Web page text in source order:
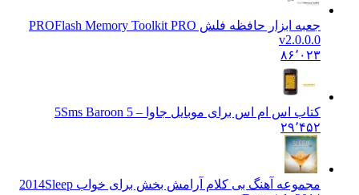
جعبه ابزار حافظه فلش PROFlash Memory Toolkit PRO
v2.0.0.0
۸۶٬۰۲۳
کتاب اس ام اس برای موبایل جاوا – 5 Sms Baroon 5
۲۹٬۴۵۲
مجموعه آهنگ بی کلام آرامش بخش برای خواب 2014 Sleep